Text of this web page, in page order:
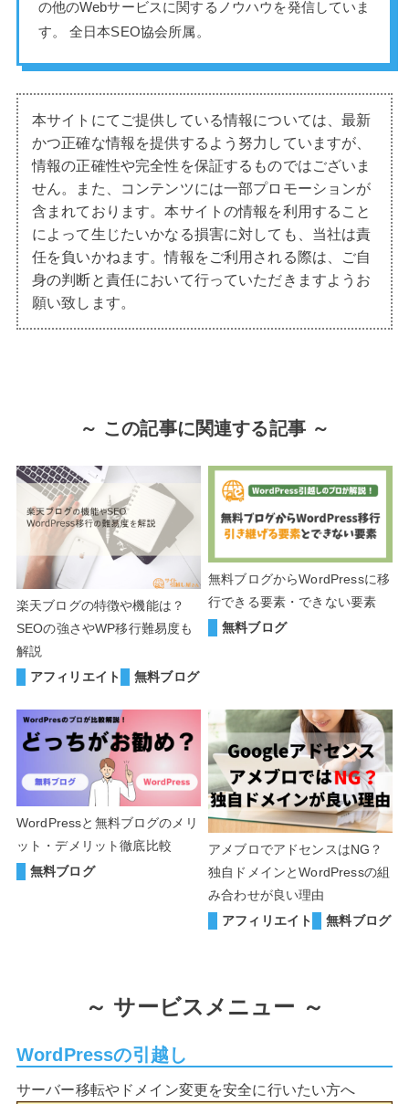
の他のWebサービスに関するノウハウを発信していま
す。 全日本SEO協会所属。
本サイトにてご提供している情報については、最新
かつ正確な情報を提供するよう努力していますが、
情報の正確性や完全性を保証するものではございま
せん。また、コンテンツには一部プロモーションが
含まれております。本サイトの情報を利用すること
によって生じたいかなる損害に対しても、当社は責
任を負いかねます。情報をご利用される際は、ご自
身の判断と責任において行っていただきますようお
願い致します。
～ この記事に関連する記事 ～
楽天ブログの特徴や機能は？
SEOの強さやWP移行難易度も
解説
アフィリエイト
無料ブログ
無料ブログからWordPressに移
行できる要素・できない要素
無料ブログ
WordPressと無料ブログのメリ
ット・デメリット徹底比較
無料ブログ
アメブロでアドセンスはNG？
独自ドメインとWordPressの組
み合わせが良い理由
アフィリエイト
無料ブログ
～ サービスメニュー ～
WordPressの引越し
サーバー移転やドメイン変更を安全に行いたい方へ